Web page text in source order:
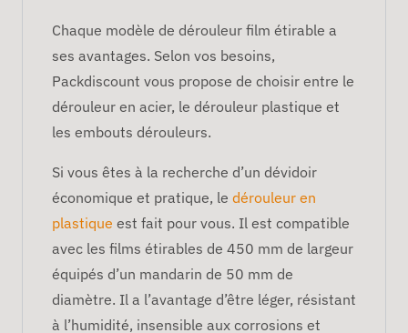
Chaque modèle de dérouleur film étirable a
ses avantages. Selon vos besoins,
Packdiscount vous propose de choisir entre le
dérouleur en acier, le dérouleur plastique et
les embouts dérouleurs.
Si vous êtes à la recherche d’un dévidoir
économique et pratique, le dérouleur en
plastique est fait pour vous. Il est compatible
avec les films étirables de 450 mm de largeur
équipés d’un mandarin de 50 mm de
diamètre. Il a l’avantage d’être léger, résistant
à l’humidité, insensible aux corrosions et